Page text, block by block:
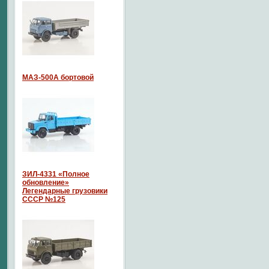
МАЗ-500А бортовой
ЗИЛ-4331 «Полное
обновление»
Легендарные грузовики
СССР №125